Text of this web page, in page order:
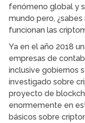
fenómeno global y
mundo pero,
funcionan las
Ya en el año 2018
empresas de
inclusive gobiernos
investigado sobre
proyecto de
enormemente en
básicos sobre